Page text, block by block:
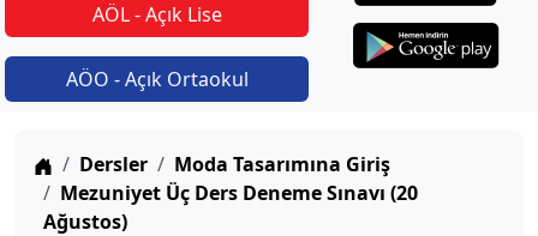
AÖL - Açık Lise
AÖO - Açık Ortaokul
Anasayfa
Dersler
Moda Tasarımına Giriş
Mezuniyet Üç Ders Deneme Sınavı (20
Ağustos)